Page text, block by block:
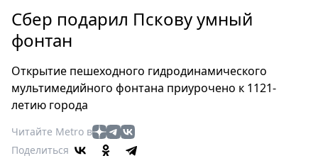
Россия
Мир
Еда
Туризм
Театр
Кино
Сбер подарил Пскову умный
фонтан
Открытие пешеходного гидродинамического
мультимедийного фонтана приурочено к 1121-
летию города
Читайте Metro в
Поделиться